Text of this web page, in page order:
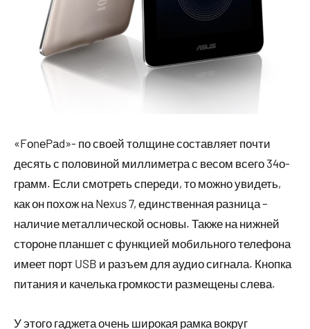
«FоnеPаd»- по своей толщине составляет почти
десять с половиной миллиметра с весом всего 34о-
грамм. Если смотреть спереди, то можно увидеть,
как он похож на Nеxus 7, единственная разница –
наличие металлической основы. Также на нижней
стороне планшет с функцией мобильного телефона
имеет порт USB и разъем для аудио сигнала. Кнопка
питания и качелька громкости размещены слева.
У этого гаджета очень широкая рамка вокруг